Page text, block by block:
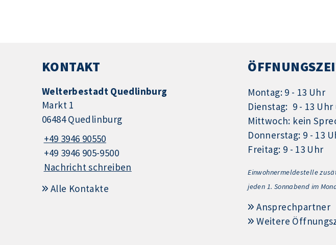
KONTAKT
Welterbestadt Quedlinburg
Markt 1
06484 Quedlinburg
+49 3946 90550
+49 3946 905-9500
Nachricht schreiben
Alle Kontakte
Montag: 9 - 13 Uhr
Dienstag: 9 - 13 Uhr
Mittwoch: kein
Donnerstag: 9 - 13
Freitag: 9 - 13 Uhr
Einwohnermeldestelle
jeden 1. Sonnabend im
Ansprechpartner
Weitere